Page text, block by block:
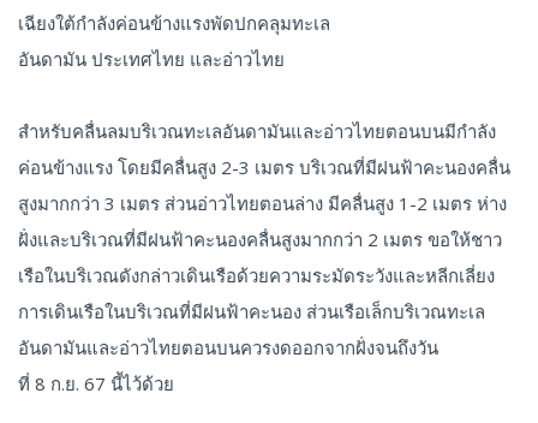
เฉียงใต้กำลังค่อนข้างแรงพัดปกคลุมทะเล
อันดามัน ประเทศไทย และอ่าวไทย
สำหรับคลื่นลมบริเวณทะเลอันดามันและอ่าวไทยตอนบนมีกำลัง
ค่อนข้างแรง โดยมีคลื่นสูง 2-3 เมตร บริเวณที่มีฝนฟ้าคะนองคลื่น
สูงมากกว่า 3 เมตร ส่วนอ่าวไทยตอนล่าง มีคลื่นสูง 1-2 เมตร ห่าง
ฝั่งและบริเวณที่มีฝนฟ้าคะนองคลื่นสูงมากกว่า 2 เมตร ขอให้ชาว
เรือในบริเวณดังกล่าวเดินเรือด้วยความระมัดระวังและหลีกเลี่ยง
การเดินเรือในบริเวณที่มีฝนฟ้าคะนอง ส่วนเรือเล็กบริเวณทะเล
อันดามันและอ่าวไทยตอนบนควรงดออกจากฝั่งจนถึงวัน
ที่ 8 ก.ย. 67 นี้ไว้ด้วย